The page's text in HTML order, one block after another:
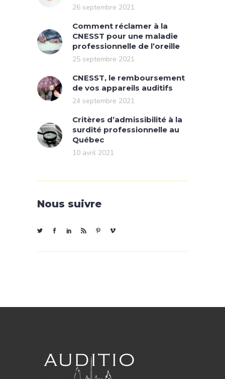
26 septembre 2021
Comment réclamer à la
CNESST pour une maladie
professionnelle de l’oreille
25 septembre 2021
CNESST, le remboursement
de vos appareils auditifs
24 septembre 2021
Critères d’admissibilité à la
surdité professionnelle au
Québec
10 avril 2021
Nous suivre